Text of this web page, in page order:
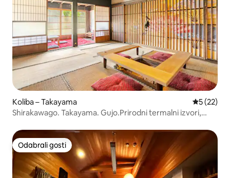
Koliba – Takayama Prosječna
5 (22)
Shirakawago. Takayama. Gujo.Prirodni termalni izvori,
Kamakure / Doživljaj japanske kulture / Besplatan prijevoz
Odabrali gosti
Odabrali gosti